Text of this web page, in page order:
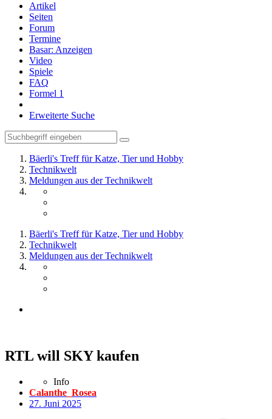
Artikel
Seiten
Forum
Termine
Basar: Anzeigen
Video
Spiele
FAQ
Formel 1
Erweiterte Suche
Bäerli's Treff für Katze, Tier und Hobby
Technikwelt
Meldungen aus der Technikwelt
Bäerli's Treff für Katze, Tier und Hobby
Technikwelt
Meldungen aus der Technikwelt
RTL will SKY kaufen
Info
Calanthe_Rosea
27. Juni 2025